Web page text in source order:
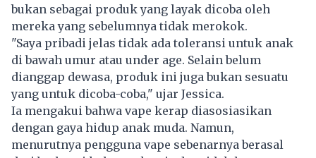
bukan sebagai produk yang layak dicoba oleh
mereka yang sebelumnya tidak merokok.
"Saya pribadi jelas tidak ada toleransi untuk anak
di bawah umur atau under age. Selain belum
dianggap dewasa, produk ini juga bukan sesuatu
yang untuk dicoba-coba," ujar Jessica.
Ia mengakui bahwa vape kerap diasosiasikan
dengan gaya hidup anak muda. Namun,
menurutnya pengguna vape sebenarnya berasal